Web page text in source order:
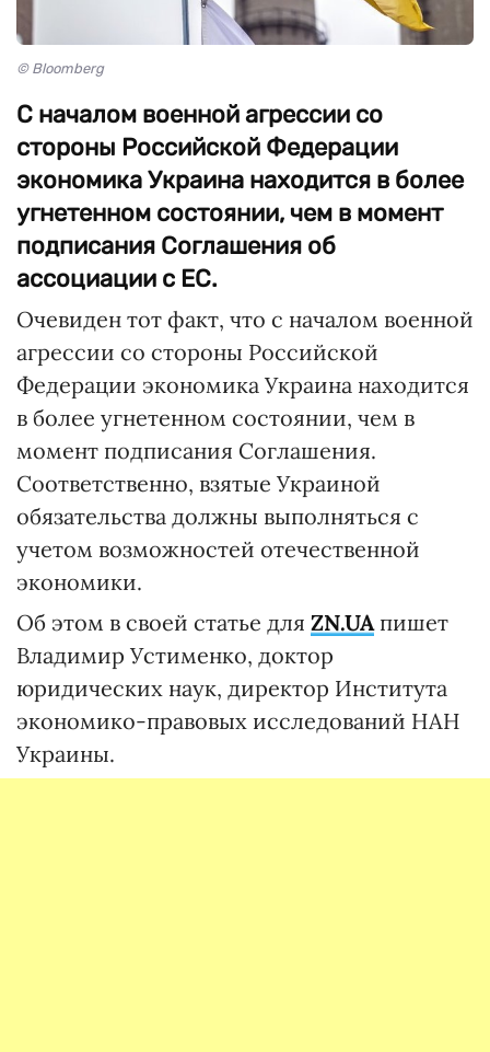
© Bloomberg
С началом военной агрессии со
стороны Российской Федерации
экономика Украина находится в более
угнетенном состоянии, чем в момент
подписания Соглашения об
ассоциации с ЕС.
Очевиден тот факт, что с началом военной
агрессии со стороны Российской
Федерации экономика Украина находится
в более угнетенном состоянии, чем в
момент подписания Соглашения.
Соответственно, взятые Украиной
обязательства должны выполняться с
учетом возможностей отечественной
экономики.
Об этом в своей статье для ZN.UAпишет
Владимир Устименко, доктор
юридических наук, директор Института
экономико-правовых исследований НАН
Украины.